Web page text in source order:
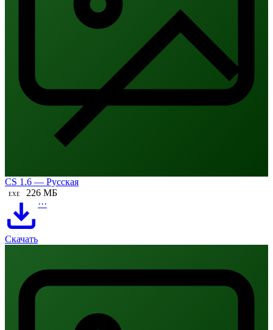
CS 1.6 — Русская
EXE 226 МБ
Скачать
···